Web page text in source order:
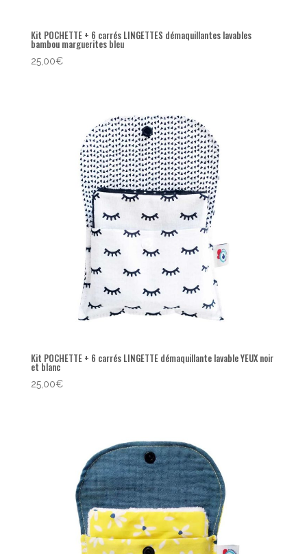
Kit POCHETTE + 6 carrés LINGETTES démaquillantes lavables
bambou marguerites bleu
25,00€
Kit POCHETTE + 6 carrés LINGETTE démaquillante lavable YEUX noir
et blanc
25,00€